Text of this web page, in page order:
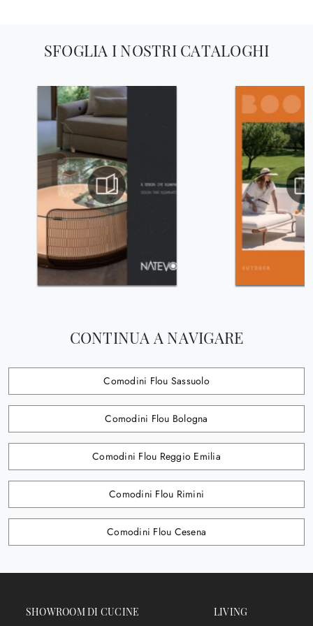
SFOGLIA I NOSTRI CATALOGHI
CONTINUA A NAVIGARE
Comodini Flou Sassuolo
Comodini Flou Bologna
Comodini Flou Reggio Emilia
Comodini Flou Rimini
Comodini Flou Cesena
SHOWROOM DI CUCINE
LIVING